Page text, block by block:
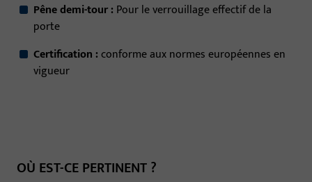
Pêne demi-tour : Pour le verrouillage effectif de la
porte
Certification :conforme aux normes européennes en
vigueur
OÙ EST-CE PERTINENT ?